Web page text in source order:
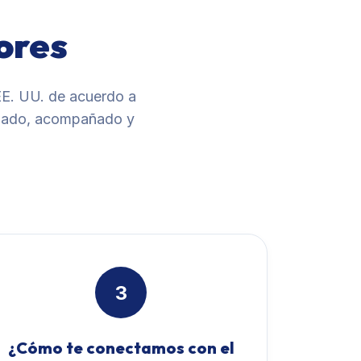
UU. de acuerdo a
acompañado y
3
¿Cómo te conectamos con el